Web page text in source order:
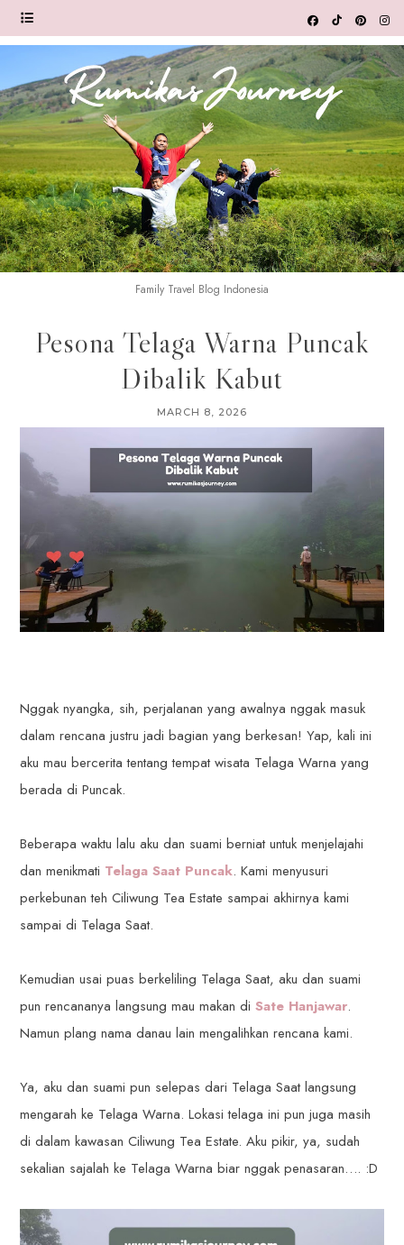
Family Travel Blog Indonesia
Pesona Telaga Warna Puncak
Dibalik Kabut
MARCH 8, 2026
Nggak nyangka, sih, perjalanan yang awalnya nggak masuk
dalam rencana justru jadi bagian yang berkesan! Yap, kali ini
aku mau bercerita tentang tempat wisata Telaga Warna yang
berada di Puncak.
Beberapa waktu lalu aku dan suami berniat untuk menjelajahi
dan menikmati Telaga Saat Puncak. Kami menyusuri
perkebunan teh Ciliwung Tea Estate sampai akhirnya kami
sampai di Telaga Saat.
Kemudian usai puas berkeliling Telaga Saat, aku dan suami
pun rencananya langsung mau makan diSate Hanjawar.
Namun plang nama danau lain mengalihkan rencana kami.
Ya, aku dan suami pun selepas dari Telaga Saat langsung
mengarah ke Telaga Warna. Lokasi telaga ini pun juga masih
di dalam kawasan Ciliwung Tea Estate. Aku pikir, ya, sudah
sekalian sajalah ke Telaga Warna biar nggak penasaran…. :D